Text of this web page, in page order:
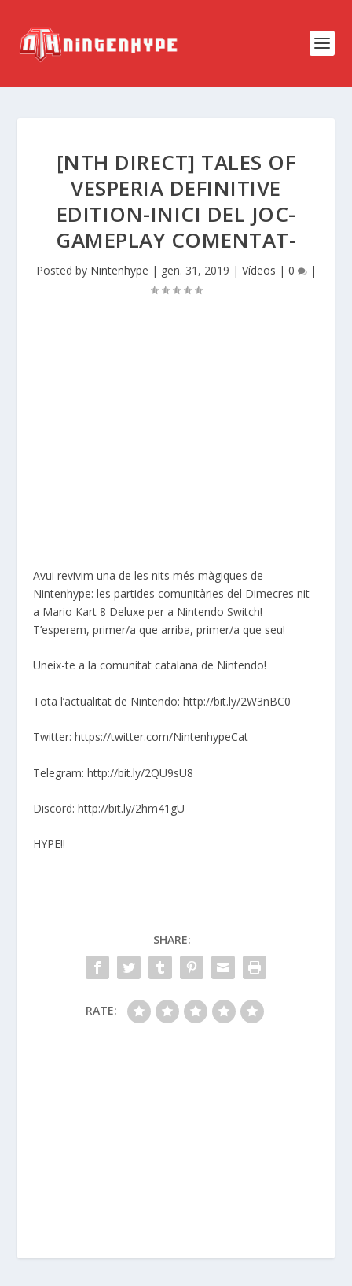
[NTH DIRECT] TALES OF
VESPERIA DEFINITIVE
EDITION-INICI DEL JOC-
GAMEPLAY COMENTAT-
Posted by Nintenhype | gen. 31, 2019 | Vídeos | 0 |
Avui revivim una de les nits més màgiques de
Nintenhype: les partides comunitàries del Dimecres nit
a Mario Kart 8 Deluxe per a Nintendo Switch!
T’esperem, primer/a que arriba, primer/a que seu!
Uneix-te a la comunitat catalana de Nintendo!
Tota l’actualitat de Nintendo: http://bit.ly/2W3nBC0
Twitter: https://twitter.com/NintenhypeCat
Telegram: http://bit.ly/2QU9sU8
Discord: http://bit.ly/2hm41gU
HYPE!!
SHARE:
RATE: